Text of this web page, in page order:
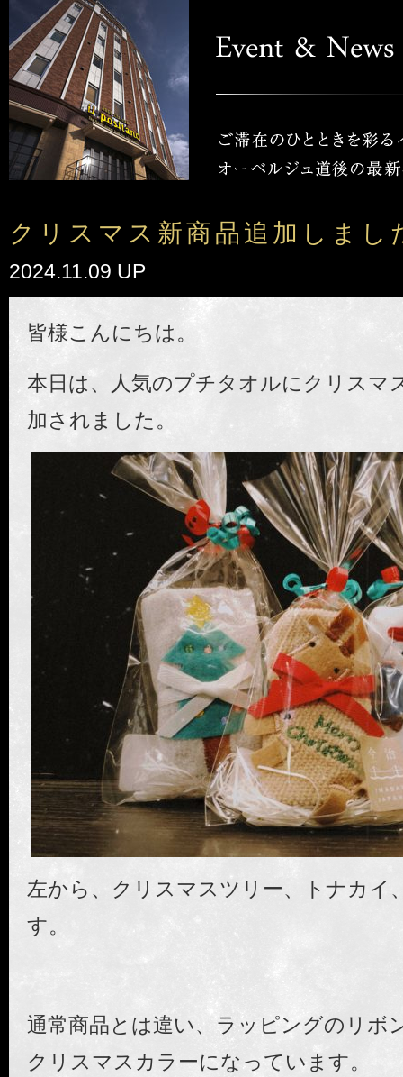
クリスマス新商品追加しまし
2024.11.09 UP
皆様こんにちは。
本日は、人気のプチタオルにクリスマ
加されました。
左から、クリスマスツリー、トナカイ
す。
通常商品とは違い、ラッピングのリボ
クリスマスカラーになっています。